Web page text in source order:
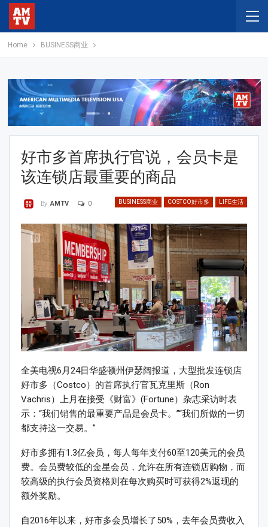
Home BUSINESS商业
好市多首席执行官说，会员卡是
该连锁店最重要的商品
BUSINESS商业 COSTCO好市多 LIFE生活
By AMTV 0
全美电视6月24日华盛顿州伊瑟阔报道，大型批发连锁店
好市多（Costco）的首席执行官瓦克里斯（Ron
Vachris）上月在接受《财富》(Fortune）杂志采访时表
示：“我们销售的最重要产品是会员卡。”“我们所做的一切
都支持这一交易。”
好市多拥有1.3亿会员，每人每年支付60至120美元的会员
费。会员费较低的金星会员，允许在所有连锁店购物，而
较高级的执行会员资格则在每次购买时可获得2%返现的
额外奖励。
自2016年以来，好市多会员增长了50%，去年会员费收入